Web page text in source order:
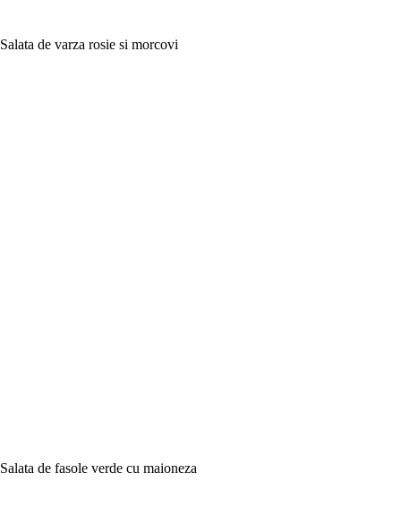
Salata de varza rosie si morcovi
Salata de fasole verde cu maioneza